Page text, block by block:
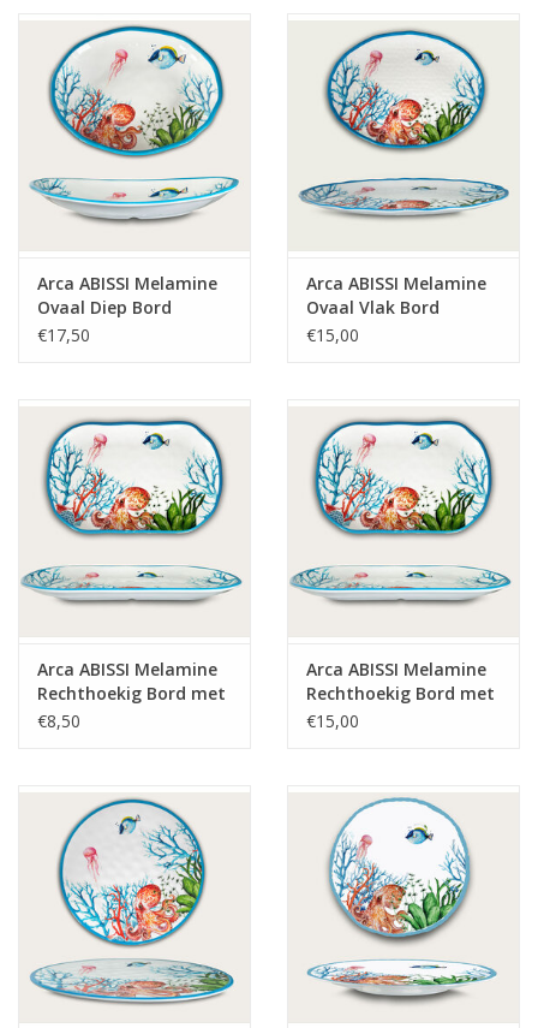
Arca ABISSI Melamine
Ovaal Diep Bord
44x33x6cm
€17,50
Arca ABISSI Melamine
Ovaal Vlak Bord
40x30cm
€15,00
Arca ABISSI Melamine
Rechthoekig Bord met
rand 30x20x3cm
€8,50
Arca ABISSI Melamine
Rechthoekig Bord met
rand 45x30x4cm
€15,00